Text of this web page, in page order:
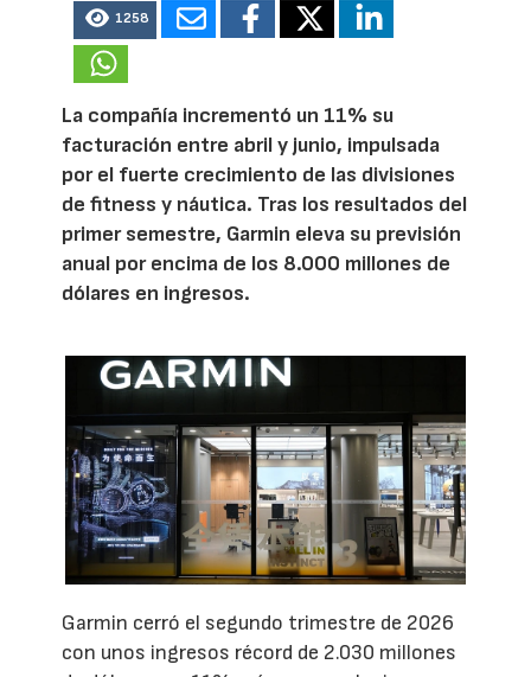
1258
La compañía incrementó un 11% su
facturación entre abril y junio, impulsada
por el fuerte crecimiento de las divisiones
de fitness y náutica. Tras los resultados del
primer semestre, Garmin eleva su previsión
anual por encima de los 8.000 millones de
dólares en ingresos.
Garmin cerró el segundo trimestre de 2026
con unos ingresos récord de 2.030 millones